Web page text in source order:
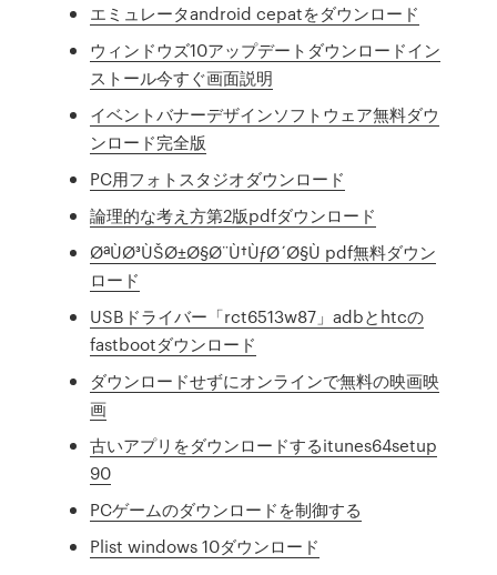
エミュレータandroid cepatをダウンロード
ウィンドウズ10アップデートダウンロードイン
ストール今すぐ画面説明
イベントバナーデザインソフトウェア無料ダウ
ンロード完全版
PC用フォトスタジオダウンロード
論理的な考え方第2版pdfダウンロード
ØªÙØ³ÙŠØ±Ø§Ø¨Ù†ÙƒØ´Ø§Ù pdf無料ダウン
ロード
USBドライバー「rct6513w87」adbとhtcの
fastbootダウンロード
ダウンロードせずにオンラインで無料の映画映
画
古いアプリをダウンロードするitunes64setup
90
PCゲームのダウンロードを制御する
Plist windows 10ダウンロード